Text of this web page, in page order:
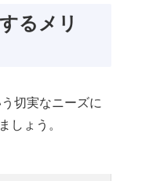
るメリ
切実なニーズに
しょう。